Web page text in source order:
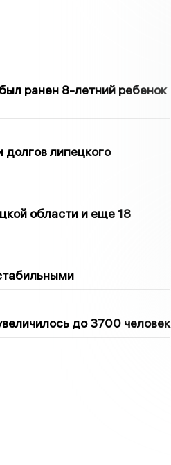
ранен 8-летний ребенок
долгов липецкого
области и еще 18
до 3700 человек